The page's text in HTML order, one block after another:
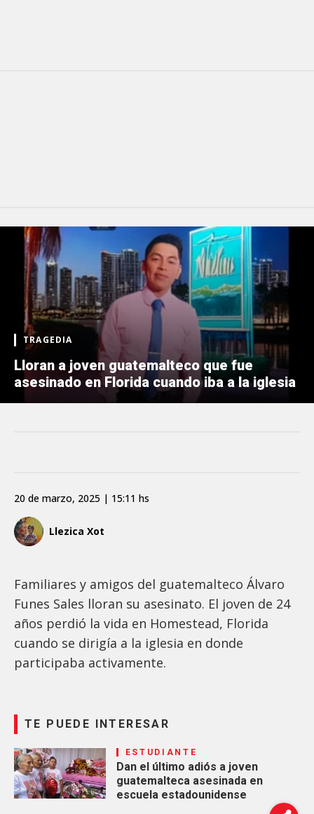
TRAGEDIA
Lloran a joven guatemalteco que fue
asesinado en Florida cuando iba a la iglesia
Llezica Xot
20 de marzo, 2025 | 15:11 hs
Familiares y amigos del guatemalteco Álvaro
Funes Sales lloran su asesinato. El joven de 24
años perdió la vida en Homestead, Florida
cuando se dirigía a la iglesia en donde
participaba activamente.
TE PUEDE INTERESAR
ESTUDIANTE
Dan el último adiós a joven
guatemalteca asesinada en
escuela estadounidense